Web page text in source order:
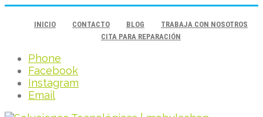
INICIO CONTACTO BLOG
TRABAJA CON NOSOTROS
CITA PARA REPARACIÓN
Phone
Facebook
Instagram
Email